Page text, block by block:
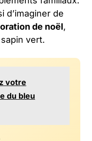
d’imaginer de
de noël,
vert.
votre
du bleu